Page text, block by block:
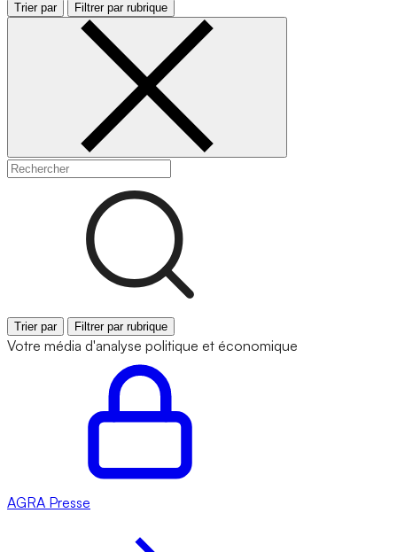
Trier par Filtrer par rubrique
Trier par Filtrer par rubrique
Votre média d'analyse politique et économique
AGRA Presse